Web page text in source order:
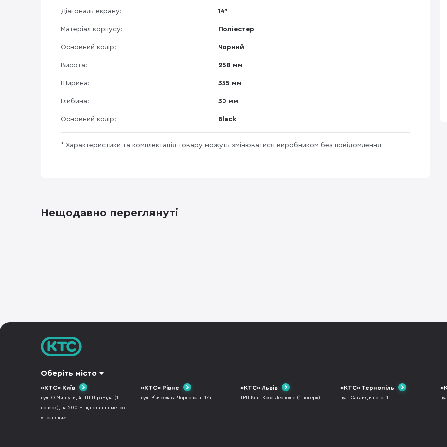
Діагональ екрану: 14"
Матеріал корпусу: Поліестер
Основний колір: Чорний
Висота: 258 мм
Ширина: 355 мм
Глибина: 30 мм
Основний колір: Black
* Характеристики та комплектація товару можуть змінюватися виробником без повідомлення
Нещодавно переглянуті
Оберіть місто
«КТС» Київ
вул. О.Мишуги, 4, ТЦ Піраміда (1
поверх), за 200 м від станції метро
«Позняки».
«КТС» Рівне
вул. В`ячеслава Чорновола, 17а
«КТС» Львів
ТРЦ Кінг Крос Леополіс (1 поверх)
«КТС» Тернопіль
вул. Сагайдачного, 1